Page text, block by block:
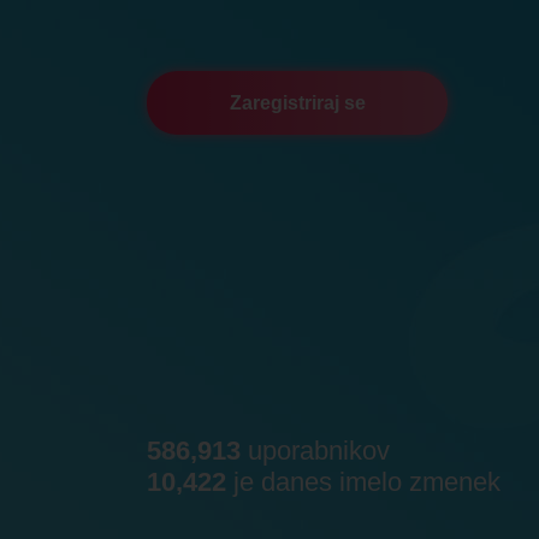
Zaregistriraj se
586,913 uporabnikov
10,422 je danes imelo zmenek